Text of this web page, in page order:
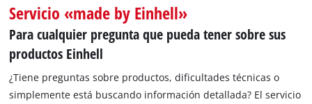
Servicio «made by Einhell»
Para cualquier pregunta que pueda tener sobre sus
productos Einhell
¿Tiene preguntas sobre productos, dificultades técnicas o
simplemente está buscando información detallada? El servicio